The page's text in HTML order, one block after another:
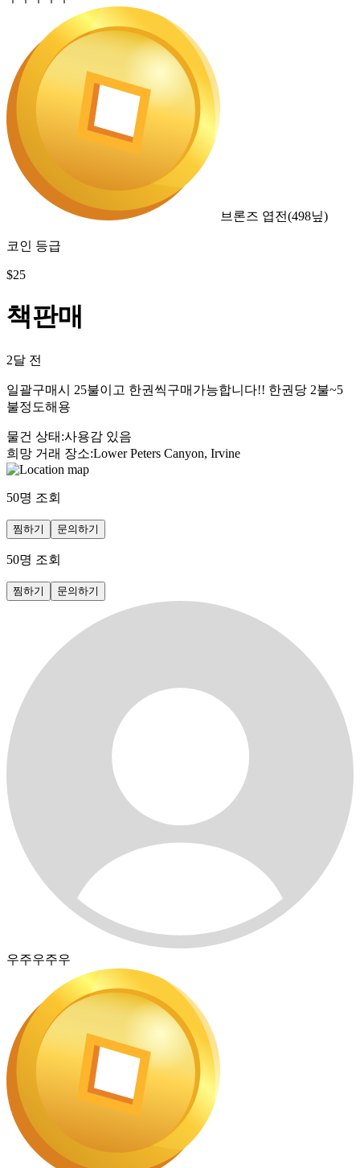
브론즈 엽전(498닢)
코인 등급
$25
책판매
2달 전
일괄구매시 25불이고 한권씩구매가능합니다!! 한권당 2불~5
불정도해용
물건 상태 :사용감 있음
희망 거래 장소:Lower Peters Canyon, Irvine
50명 조회
찜하기 문의하기
50명 조회
찜하기 문의하기
우주우주우